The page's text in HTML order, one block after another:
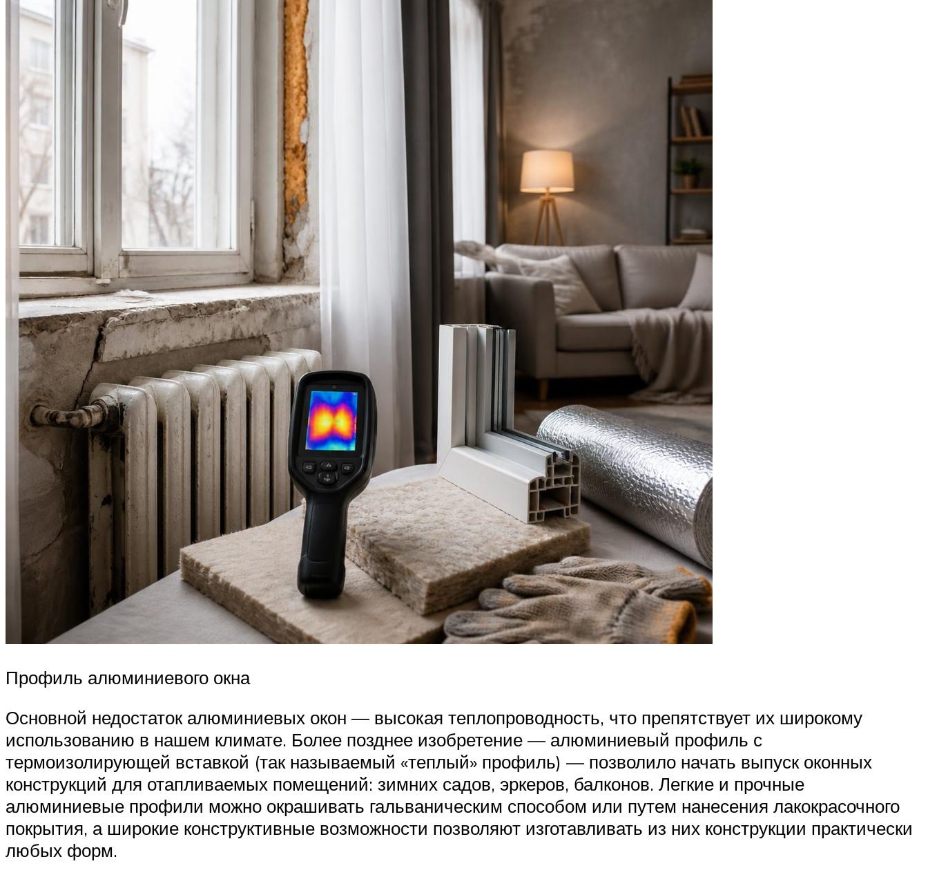
Профиль алюминиевого окна
Основной недостаток алюминиевых окон — высокая теплопроводность, что препятствует их широкому
использованию в нашем климате. Более позднее изобретение — алюминиевый профиль с
термоизолирующей вставкой (так называемый «теплый» профиль) — позволило начать выпуск оконных
конструкций для отапливаемых помещений: зимних садов, эркеров, балконов. Легкие и прочные
алюминиевые профили можно окрашивать гальваническим способом или путем нанесения лакокрасочного
покрытия, а широкие конструктивные возможности позволяют изготавливать из них конструкции практически
любых форм.